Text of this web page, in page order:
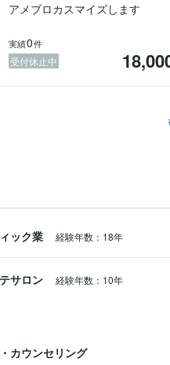
い時
サービスの中で聞く事が多く
アメブロカスマイズします
実績0件
受付休止中
ック業 経験年数：18年
サロン 経験年数：10年
カウンセリング